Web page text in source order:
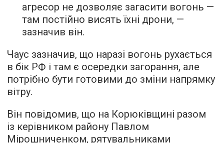
агресор не дозволяє загасити вогонь —
там постійно висять їхні дрони, —
зазначив він.
Чаус зазначив, що наразі вогонь рухається
в бік РФ і там є осередки загорання, але
потрібно бути готовими до зміни напрямку
вітру.
Він повідомив, що на Корюківщині разом
із керівником району Павлом
Мірошниченком, рятувальниками